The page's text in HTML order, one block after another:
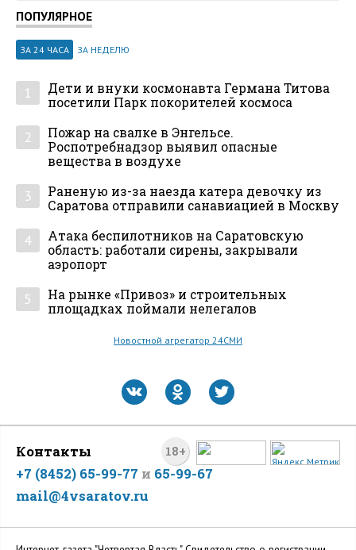
ПОПУЛЯРНОЕ
ЗА 24 ЧАСА ЗА НЕДЕЛЮ
1
Дети и внуки космонавта Германа Титова
посетили Парк покорителей космоса
2
Пожар на свалке в Энгельсе.
Роспотребнадзор выявил опасные
вещества в воздухе
3
Раненую из-за наезда катера девочку из
Саратова отправили санавиацией в Москву
4
Атака беспилотников на Саратовскую
область: работали сирены, закрывали
аэропорт
5
На рынке «Привоз» и строительных
площадках поймали нелегалов
Новостной агрегатор 24СМИ
18+
Контакты
+7 (8452) 65-99-77 и 65-99-67
mail@4vsaratov.ru